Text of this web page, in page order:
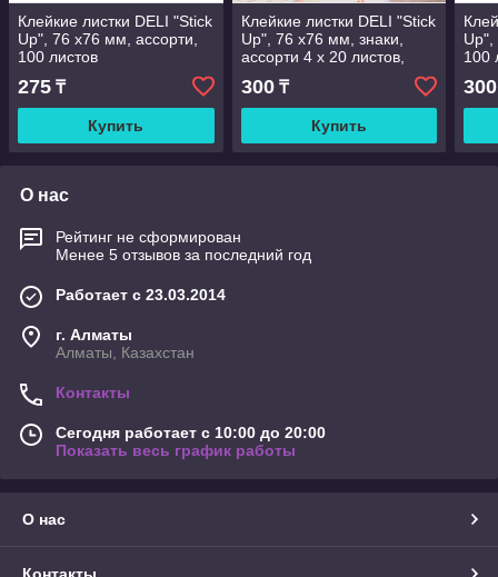
Клейкие листки DELI "Stick
Up", 76 х76 мм, ассорти,
100 листов
275 ₸
Купить
Клейкие листки DELI "Stick
Up", 76 х76 мм, знаки,
ассорти 4 х 20 листов,
неоновые
300₸
Купить
100
300
О нас
Рейтинг не сформирован
Менее 5 отзывов за последний год
Работает с 23.03.2014
г. Алматы
Алматы, Казахстан
Контакты
Сегодня работает с 10:00 до 20:00
Показать весь график работы
О нас